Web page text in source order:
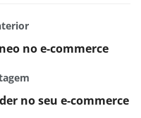
no e-commerce
no seu e-commerce